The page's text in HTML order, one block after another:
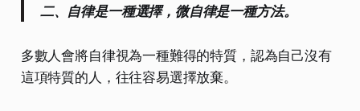
二、自律是一種選擇，微自律是一種方法。
多數人會將自律視為一種難得的特質，認為自己沒有
這項特質的人，往往容易選擇放棄。